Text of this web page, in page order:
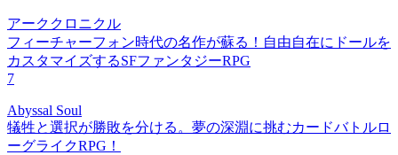
アーククロニクル
フィーチャーフォン時代の名作が蘇る！自由自在にドールを
カスタマイズするSFファンタジーRPG
7
Abyssal Soul
犠牲と選択が勝敗を分ける。夢の深淵に挑むカードバトルロ
ーグライクRPG！